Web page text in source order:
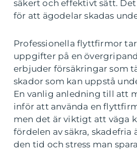
säkert och effektivt sätt.
för att ägodelar skadas
Professionella flyttfirmor
uppgifter på en
erbjuder försäkringar som
skador som kan uppstå
En vanlig anledning till att
inför att använda en
men det är viktigt att väga
fördelen av säkra, skadefria
den tid och stress man